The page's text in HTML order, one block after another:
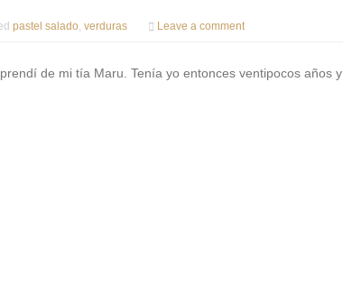
pastel salado, verduras Leave a comment
de mi tía Maru. Tenía yo entonces ventipocos años y